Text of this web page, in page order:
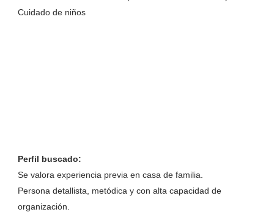
Cuidado de niños
Perfil buscado:
Se valora experiencia previa en casa de familia.
Persona detallista, metódica y con alta capacidad de
organización.